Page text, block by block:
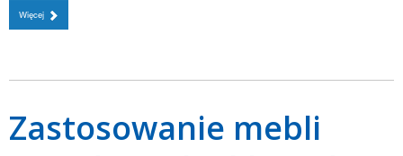
Więcej
Zastosowanie mebli